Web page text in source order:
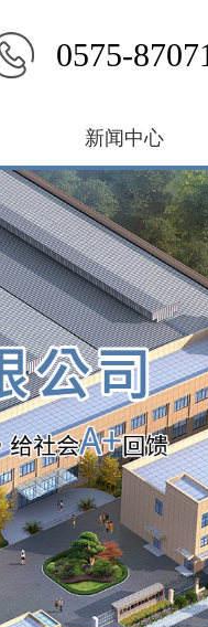
0575-
新闻中心